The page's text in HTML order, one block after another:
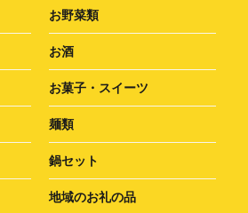
お野菜類
お酒
お菓子・スイーツ
麺類
鍋セット
地域のお礼の品